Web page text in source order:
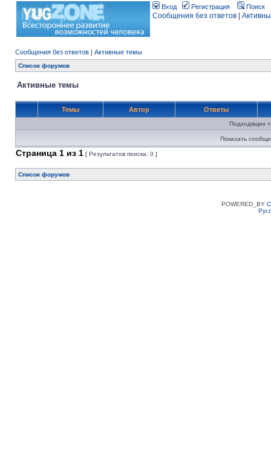
Вход Регистрация Поиск
Сообщения без ответов
Сообщения без ответов | Активные темы
Список форумов
Активные темы
Темы Автор Ответы
Подходящих
Показать
Страница 1 из 1 [ Результатов поиска: 0 ]
Список форумов
POWERED_BY